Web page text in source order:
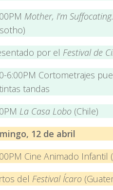
Mother, I’m
por el Festival de
6:00PM Cortometrajes
tandas
La Casa Lobo (Chile)
12 de abril
Cine Animado Infantil
del Festival Ícaro